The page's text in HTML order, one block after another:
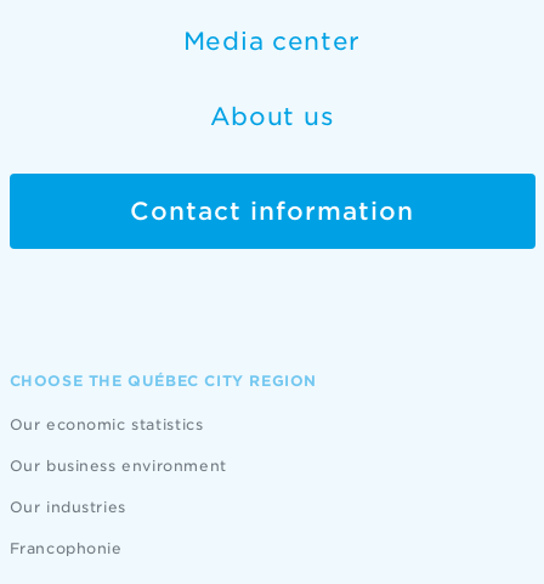
Media center
About us
Contact information
CHOOSE THE QUÉBEC CITY REGION
Our economic statistics
Our business environment
Our industries
Francophonie